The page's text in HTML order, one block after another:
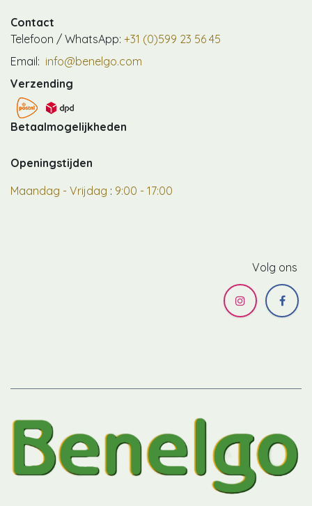
Contact
Telefoon / WhatsApp: +31 (0)599 23 56 45
Email: info@benelgo.com
Verzending
Betaalmogelijkheden
Openingstijden
Maandag - Vrijdag : 9:00 - 17:00
Volg ons